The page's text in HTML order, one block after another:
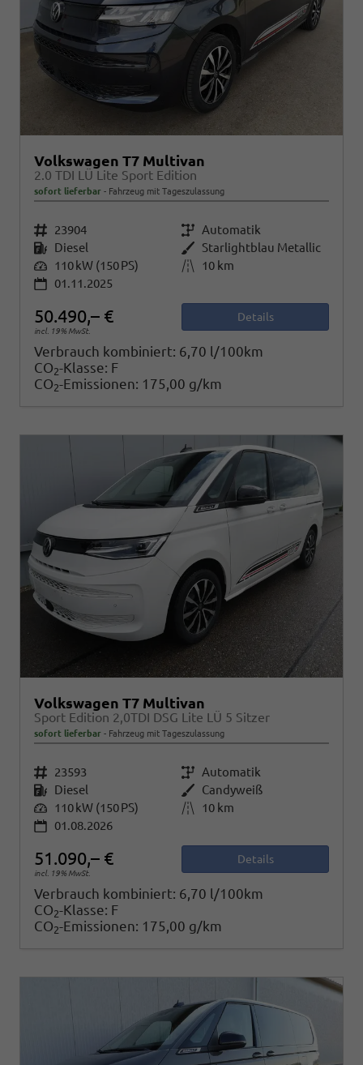
Volkswagen T7 Multivan
2.0 TDI LÜ Lite Sport Edition
sofort lieferbar Fahrzeug mit Tageszulassung
Fahrzeugnr. 23904 Getriebe Automatik
Kraftstoff Diesel Außenfarbe Starlightblau Metallic
Leistung 110 kW (150 PS) Kilometerstand
10 km
01.11.2025
50.490,– €
incl. 19% MwSt.
Details
Verbrauch kombiniert: 6,70 l/100km
CO2-Klasse: F
CO2-Emissionen: 175,00 g/km
Volkswagen T7 Multivan
Sport Edition 2,0TDI DSG Lite LÜ 5 Sitzer
sofort lieferbar Fahrzeug mit Tageszulassung
Fahrzeugnr. 23593 Getriebe Automatik
Kraftstoff Diesel Außenfarbe Candyweiß
Leistung 110 kW (150 PS) Kilometerstand
10 km
01.08.2026
51.090,– €
incl. 19% MwSt.
Details
Verbrauch kombiniert: 6,70 l/100km
CO2-Klasse: F
CO2-Emissionen: 175,00 g/km